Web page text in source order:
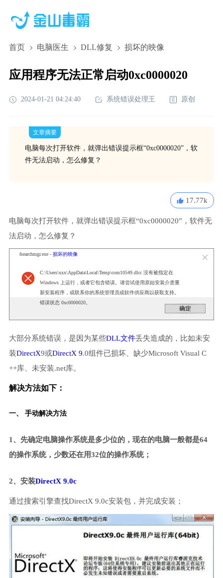
首页 电脑医生 DLL修复 损坏的映像
应用程序无法正常启动0xc0000020
2024-01-21 04:24:40 系统错误处理王 原创
文章摘要
电脑每次打开软件，就弹出错误提示框“0xc0000020”，软
件无法启动，怎么修复？
17.77k
电脑每次打开软件，就弹出错误提示框“0xc0000020”，软件无
法启动，怎么修复？
fsearchmgr.exe - 损坏的映像
C:\Users\xxx\AppData\Local\Temp\com10549.dlcc 没有被指定在
Windows 上运行，或者它包含错误。请尝试使用原始安装介质重
新安装程序，或联系你的系统管理员或软件供应商以获取支持。
错误状态 0xc0000020。
大部分系统错误，是因为某些DLL文件丢失造成的，比如未安
装DirectX9或DirectX 9.0组件已损坏、缺少Microsoft Visual C
++库、未安装.net库。
解决方法如下：
一、 手动解决方法
1、先确定电脑操作系统是多少位的，现在的电脑一般都是64
的操作系统，少数还在用32位的操作系统；
2、安装DirectX 9.0c
通过搜索引擎查找DirectX 9.0c安装包，并完成安装；